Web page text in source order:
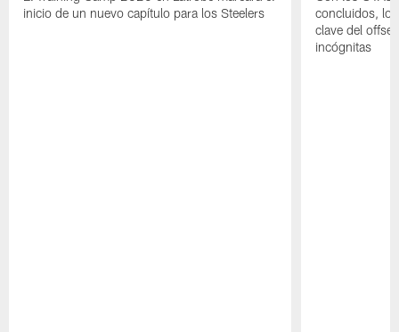
inicio de un nuevo capítulo para los Steelers
concluidos,
clave del
incógnitas